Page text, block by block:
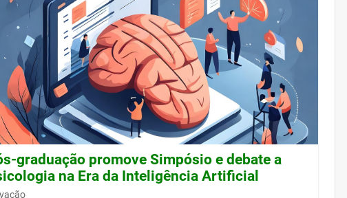
graduação promove Simpósio e debate a
na Era da Inteligência Artificial